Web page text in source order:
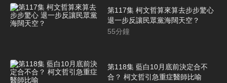
第117集 柯文哲算來算去步步驚心
退一步反讓民眾黨海闊天空？
55分鐘
第118集 藍白10月底前決定合不
合？ 柯文哲引急重症醫師比喻